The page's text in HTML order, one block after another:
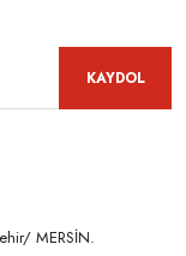
KAYDOL
ㅤㅤㅤㅤ ㅤㅤㅤㅤㅤㅤㅤㅤㅤㅤ